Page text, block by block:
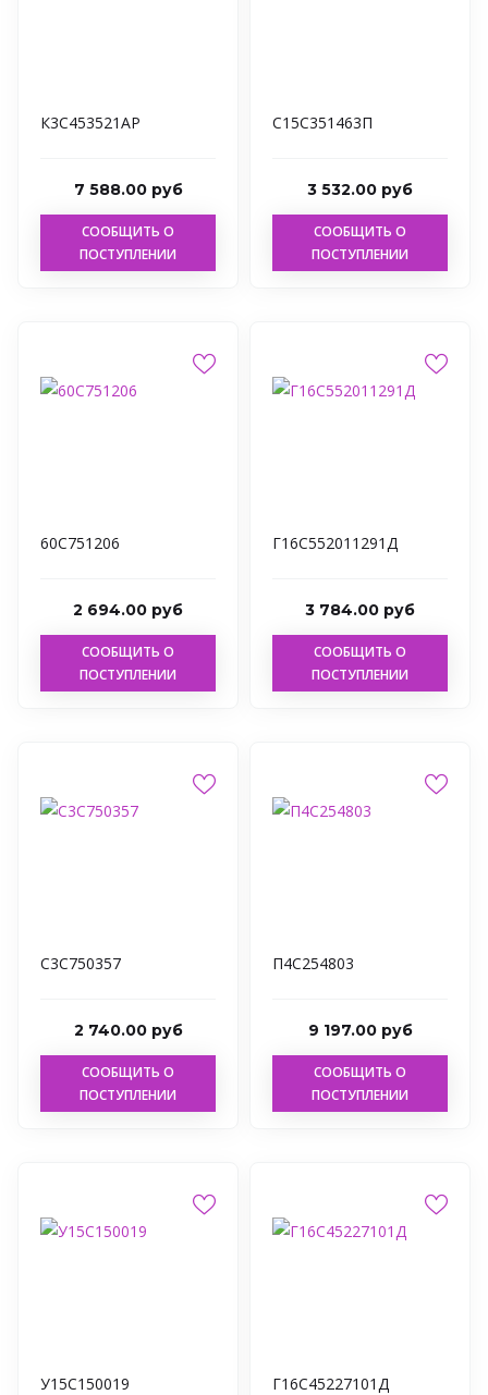
К3С453521АР
7 588.00 руб
СООБЩИТЬ О
ПОСТУПЛЕНИИ
С15С351463П
3 532.00 руб
СООБЩИТЬ О
ПОСТУПЛЕНИИ
60С751206
2 694.00 руб
СООБЩИТЬ О
ПОСТУПЛЕНИИ
Г16С552011291Д
3 784.00 руб
СООБЩИТЬ О
ПОСТУПЛЕНИИ
С3С750357
2 740.00 руб
СООБЩИТЬ О
ПОСТУПЛЕНИИ
П4С254803
9 197.00 руб
СООБЩИТЬ О
ПОСТУПЛЕНИИ
У15С150019 Г16С45227101Д